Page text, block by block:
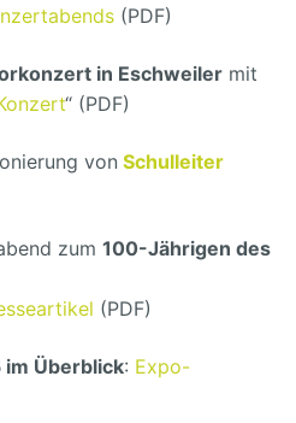
(PDF)
in Eschweiler mit
“ (PDF)
von Schulleiter
zum 100-Jährigen des
(PDF)
Überblick: Expo-